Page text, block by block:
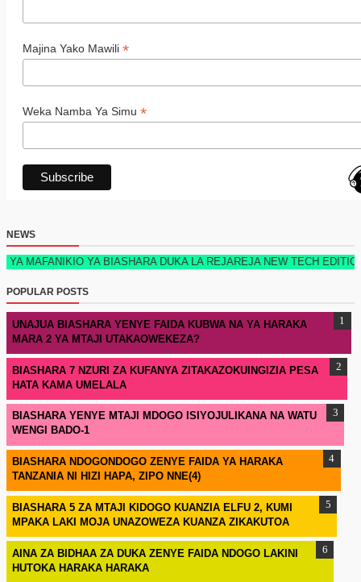
Majina Yako Mawili *
Weka Namba Ya Simu *
NEWS
YA BIASHARA DUKA LA REJAREJA NEW TECH EDITION 2026
POPULAR POSTS
UNAJUA BIASHARA YENYE FAIDA KUBWA NA YA HARAKA
MARA 2 YA MTAJI UTAKAOWEKEZA?
BIASHARA 7 NZURI ZA KUFANYA ZITAKAZOKUINGIZIA PESA
HATA KAMA UMELALA
BIASHARA YENYE MTAJI MDOGO ISIYOJULIKANA NA WATU
WENGI BADO-1
BIASHARA NDOGONDOGO ZENYE FAIDA YA HARAKA
TANZANIA NI HIZI HAPA, ZIPO NNE(4)
BIASHARA 5 ZA MTAJI KIDOGO KUANZIA ELFU 2, KUMI
MPAKA LAKI MOJA UNAZOWEZA KUANZA ZIKAKUTOA
AINA ZA BIDHAA ZA DUKA ZENYE FAIDA NDOGO LAKINI
HUTOKA HARAKA HARAKA